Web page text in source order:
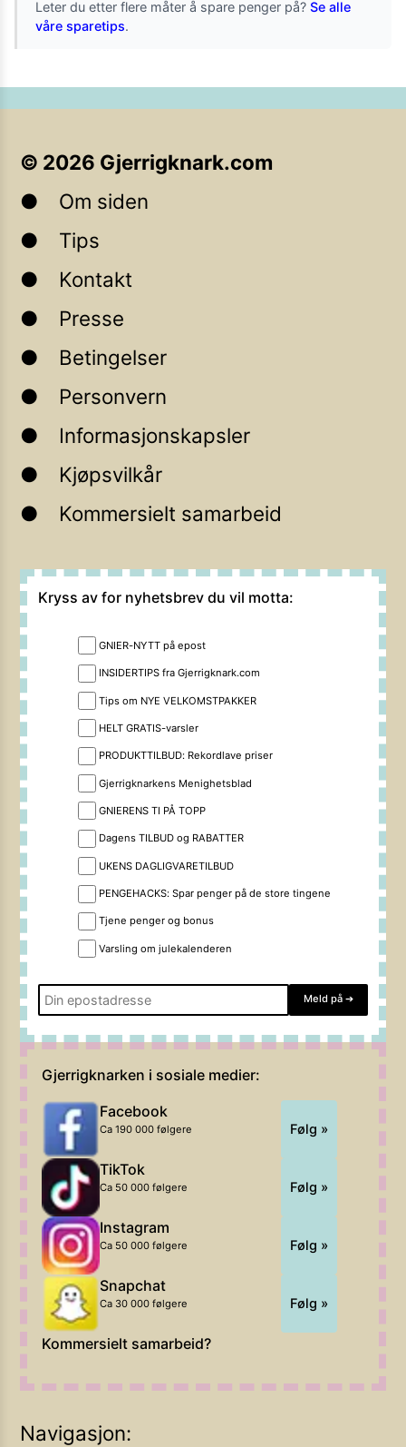
Leter du etter flere måter å spare penger på? Se alle
våre sparetips.
© 2026 Gjerrigknark.com
Om siden
Tips
Kontakt
Presse
Betingelser
Personvern
Informasjonskapsler
Kjøpsvilkår
Kommersielt samarbeid
Kryss av for nyhetsbrev du vil motta:
GNIER-NYTT på epost
INSIDERTIPS fra Gjerrigknark.com
Tips om NYE VELKOMSTPAKKER
HELT GRATIS-varsler
PRODUKTTILBUD: Rekordlave priser
Gjerrigknarkens Menighetsblad
GNIERENS TI PÅ TOPP
Dagens TILBUD og RABATTER
UKENS DAGLIGVARETILBUD
PENGEHACKS: Spar penger på de store tingene
Tjene penger og bonus
Varsling om julekalenderen
Meld på ➔
Gjerrigknarken i sosiale medier:
Facebook
Ca 190 000 følgere Følg »
TikTok
Ca 50 000 følgere Følg »
Instagram
Ca 50 000 følgere Følg »
Snapchat
Ca 30 000 følgere Følg »
Kommersielt samarbeid?
Navigasjon: